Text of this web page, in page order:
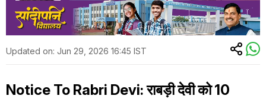
Updated on: Jun 29, 2026 16:45 IST
Notice To Rabri Devi: राबड़ी देवी को 10